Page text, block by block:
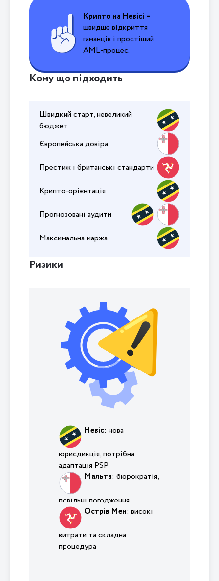
Крипто на Невісі =
швидше відкриття
гаманців і простіший
AML-процес.
Кому що підходить
Швидкий старт, невеликий
бюджет
Європейська довіра
Престиж і британські стандарти
Крипто-орієнтація
Прогнозовані аудити
Максимальна маржа
Ризики
Невіс: нова
юрисдикція, потрібна
адаптація PSP
Мальта: бюрократія,
повільні погодження
Острів Мен: високі
витрати та складна
процедура